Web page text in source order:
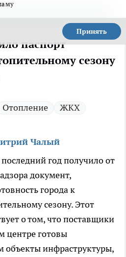
Принять
паспорт
сезону
Отопление ЖКХ
Чалый
год получило от
документ,
города к
сезону. Этот
о том, что поставщики
центре готовы
объекты инфраструктуры,